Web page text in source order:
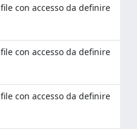
file con accesso da definire
file con accesso da definire
file con accesso da definire